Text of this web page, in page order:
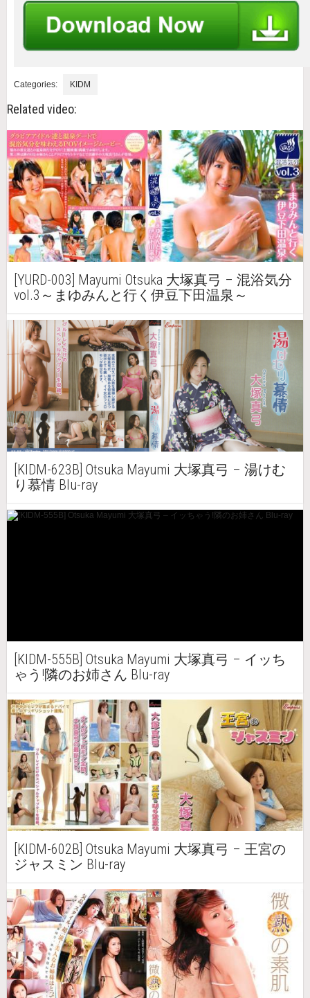
Categories: KIDM
Related video:
[YURD-003] Mayumi Otsuka 大塚真弓 – 混浴気分
vol.3～まゆみんと行く伊豆下田温泉～
[KIDM-623B] Otsuka Mayumi 大塚真弓 – 湯けむ
り慕情 Blu-ray
[KIDM-555B] Otsuka Mayumi 大塚真弓 – イッち
ゃう!隣のお姉さん Blu-ray
[KIDM-602B] Otsuka Mayumi 大塚真弓 – 王宮の
ジャスミン Blu-ray